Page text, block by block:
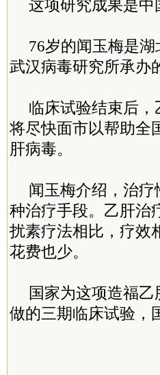
这项研究成果是
76岁的闻玉梅是
武汉病毒研究所承办
临床试验结束后
将尽快面市以帮助全
肝病毒。
闻玉梅介绍，治
种治疗手段。乙肝治
扰素疗法相比，疗效
花费也少。
国家为这项造福
做的三期临床试验，